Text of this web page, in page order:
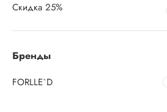
Скидка 25%
Бренды
FORLLE`D